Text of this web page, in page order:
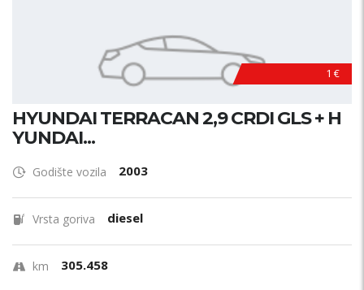
1 €
HYUNDAI TERRACAN 2,9 CRDI GLS + H
YUNDAI...
Godište vozila 2003
Vrsta goriva diesel
km 305.458